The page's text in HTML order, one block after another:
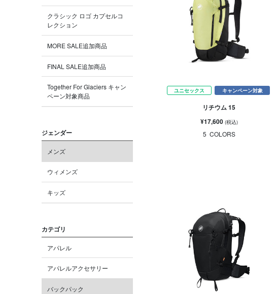
クラシック ロゴ カプセルコ
レクション
MORE SALE追加商品
FINAL SALE追加商品
Together For Glaciers キャン
ペーン対象商品
ジェンダー
メンズ
ウィメンズ
キッズ
カテゴリ
アパレル
アパレルアクセサリー
バックパック
ユニセックス キャンペーン対象
リチウム 15
¥17,600 (税込)
5 COLORS